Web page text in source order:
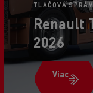
TLAČOVÁ
Renault
2026
Viac